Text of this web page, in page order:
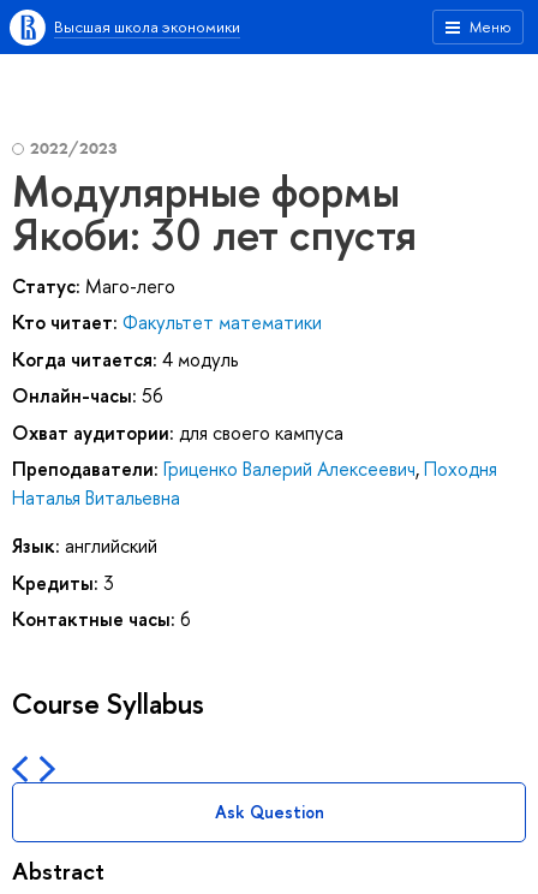
Меню
Высшая школа экономики
2022/2023
Модулярные формы
Якоби: 30 лет спустя
Статус: Маго-лего
Кто читает: Факультет математики
Когда читается: 4 модуль
Онлайн-часы: 56
Охват аудитории: для своего кампуса
Преподаватели: Гриценко Валерий Алексеевич,Походня
Наталья Витальевна
Язык: английский
Кредиты: 3
Контактные часы: 6
Course Syllabus
Ask Question
Abstract